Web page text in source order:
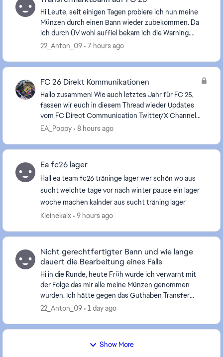
Hi Leute, seit einigen Tagen probiere ich nun meine
Münzen durch einen Bann wieder zubekommen. Da
ich durch ÜV wohl auffiel bekam ich die Warning.
Jetzt probiere ich seit Tagen die Sperre zu überprüf...
22_Anton_09 7 hours ago
FC 26 Direkt Kommunikationen
Hallo zusammen! Wie auch letztes Jahr für FC 25,
fassen wir euch in diesem Thread wieder Updates
vom FC Direct Communication Twitter/X Channel
auf Deutsch zusammen, da wir wissen, dass nicht
EA_Poppy 8 hours ago
Ea fc26 lager
Hall ea team fc26 träninge lager wer schön wo aus
sucht welchte tage vor nach winter pause ein lager
woche machen kalnder aus sucht träning lager
Kleinekalx
9 hours ago
Nicht gerechtfertigter Bann und wie lange
dauert die Bearbeitung eines Falls
Hi in die Runde, heute Früh wurde ich verwarnt mit
der Folge das mir alle meine Münzen genommen
wurden. Ich hätte gegen das Guthaben Transfer
Regel verstoßen. Da ich die letzen Tage Üv Trading
22_Anton_09 1 day ago
Show More